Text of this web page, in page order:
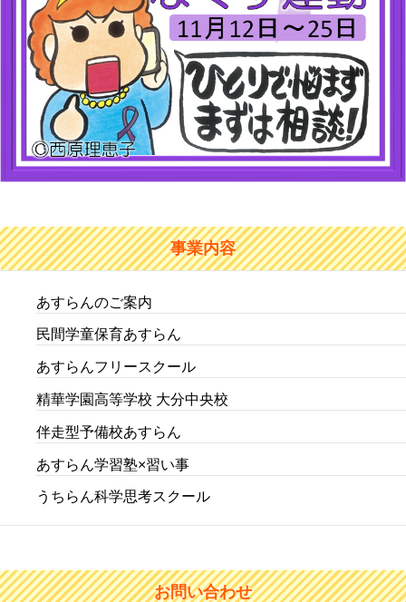
事業内容
あすらんのご案内
民間学童保育あすらん
あすらんフリースクール
精華学園高等学校 大分中央校
伴走型予備校あすらん
あすらん学習塾×習い事
うちらん科学思考スクール
お問い合わせ